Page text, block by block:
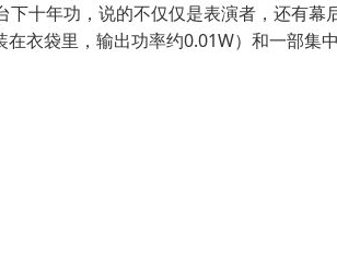
十年功，说的不仅仅是表演者，还有幕
衣袋里，输出功率约0.01W）和一部集